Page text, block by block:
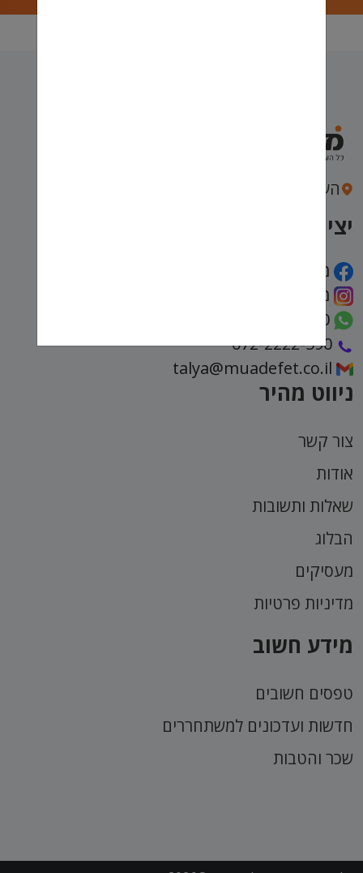
העצמאות 43, חיפה
יצירת קשר
מועדפת
מועדפת
ניווט מהיר
צור קשר
אודות
שאלות ותשובות
הבלוג
מעסיקים
מדיניות פרטיות
מידע חשוב
טפסים חשובים
חדשות ועדכונים למשתחררים
שכר והטבות